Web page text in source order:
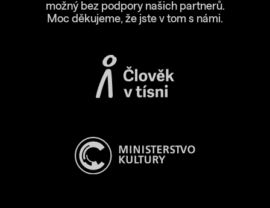
možný bez podpory našich partnerů.
Moc děkujeme, že jste v tom s námi.